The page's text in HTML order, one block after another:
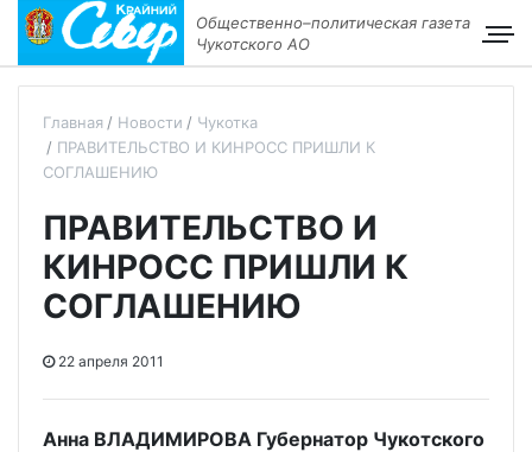
Общественно–политическая газета
Чукотского АО
Главная Новости
Чукотка
ПРАВИТЕЛЬСТВО И КИНРОСС ПРИШЛИ К
СОГЛАШЕНИЮ
ПРАВИТЕЛЬСТВО И
КИНРОСС ПРИШЛИ К
СОГЛАШЕНИЮ
22 апреля 2011
Анна ВЛАДИМИРОВА Губернатор Чукотского